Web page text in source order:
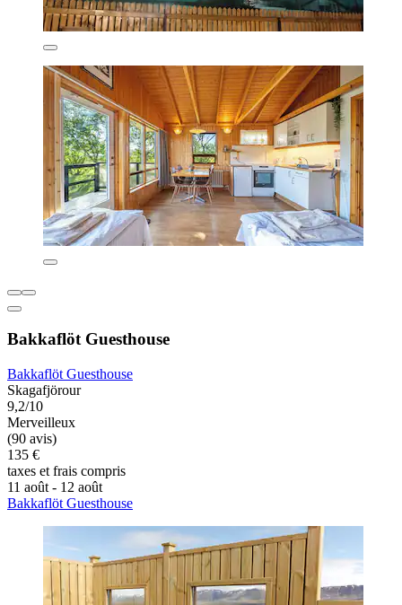
Bakkaflöt Guesthouse
Bakkaflöt Guesthouse
Skagafjörour
9,2/10
Merveilleux
(90 avis)
135 €
taxes et frais compris
11 août - 12 août
Bakkaflöt Guesthouse